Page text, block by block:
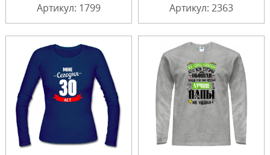
Артикул: 1799 Артикул: 2363